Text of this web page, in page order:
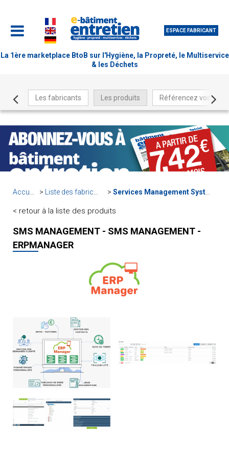
ESPACE FABRICANT
La 1ère marketplace BtoB sur l'Hygiène, la Propreté, le Multiservice
& les Déchets
Les fabricants Les produits Référencez vos
Liste des fabricants Services Management Systems
< retour à la liste des produits
SMS MANAGEMENT - SMS MANAGEMENT -
ERPMANAGER